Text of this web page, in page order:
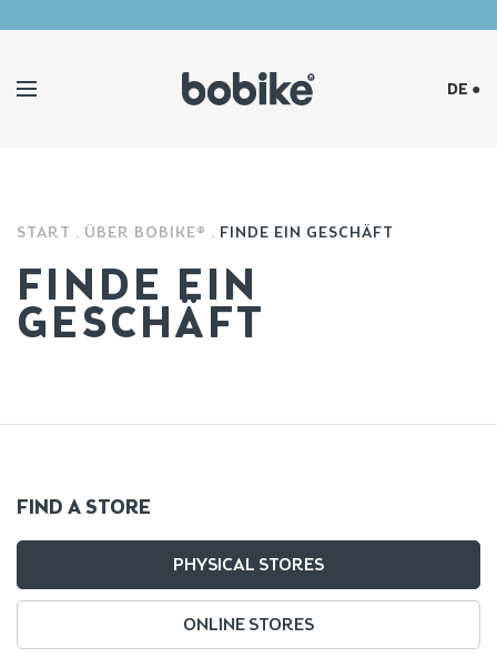
DE ●
START ÜBER BOBIKE® FINDE EIN GESCHÄFT
FINDE EIN
GESCHÄFT
FIND A STORE
PHYSICAL STORES
ONLINE STORES